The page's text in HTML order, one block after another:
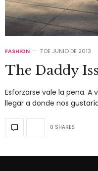
FASHION 7 DE JUNIO DE 2013
The Daddy
Esforzarse vale la pena. A
llegar a donde nos
0 SHARES